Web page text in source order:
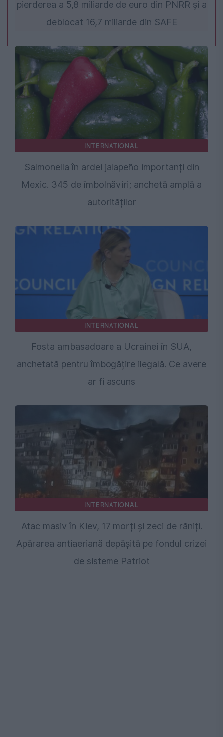
pierderea a 5,8 miliarde de euro din PNRR și a
deblocat 16,7 miliarde din SAFE
INTERNATIONAL
Salmonella în ardei jalapeño importanți din
Mexic. 345 de îmbolnăviri; anchetă amplă a
autorităților
INTERNATIONAL
Fosta ambasadoare a Ucrainei în SUA,
anchetată pentru îmbogățire ilegală. Ce avere
ar fi ascuns
INTERNATIONAL
Atac masiv în Kiev, 17 morți și zeci de răniți.
Apărarea antiaeriană depășită pe fondul crizei
de sisteme Patriot